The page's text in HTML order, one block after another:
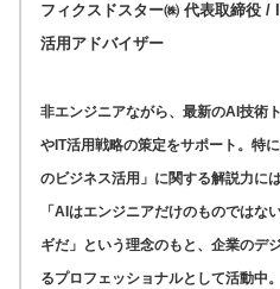
フィクスドスター㈱ 代表取締役 /
活用アドバイザー
非エンジニアながら、最新のAI技術
やIT活用戦略の策定をサポート。特
のビジネス活用」に関する解説力に
「AIはエンジニアだけのものではな
ギだ」という理念のもと、企業のデ
るプロフェッショナルとして活動中